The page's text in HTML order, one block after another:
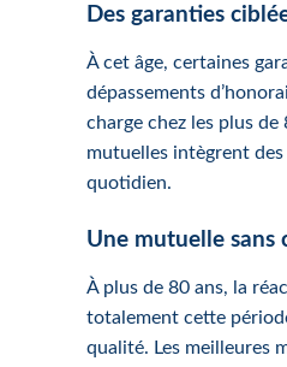
Des garanties
À cet âge, certaines
dépassements
charge chez les plus
mutuelles intègrent
quotidien.
Une mutuelle sans
À plus de 80 ans, la
totalement cette
qualité. Les meilleures